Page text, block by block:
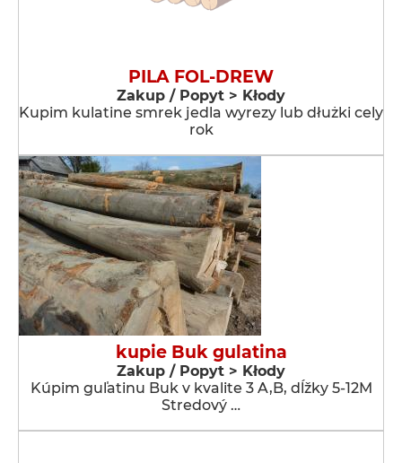
PILA FOL-DREW
Zakup / Popyt > Kłody
Kupim kulatine smrek jedla wyrezy lub dłużki cely
rok
kupie Buk gulatina
Zakup / Popyt > Kłody
Kúpim guľatinu Buk v kvalite 3 A,B, dĺžky 5-12M
Stredový …